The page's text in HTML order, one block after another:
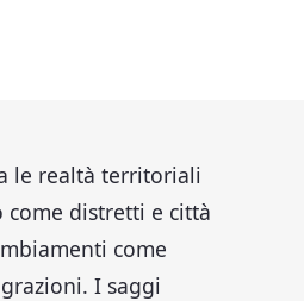
le realtà territoriali
come distretti e città
come
I saggi